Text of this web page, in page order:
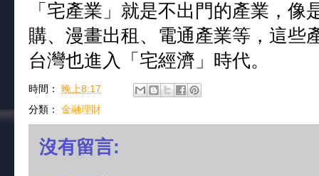
「宅產業」就是不出門的產業，
購、漫畫出租、電通產業等，這些
台灣也進入「宅經濟」時代。
時間： 晚上8:17
分類： 金融理財
沒有留言: